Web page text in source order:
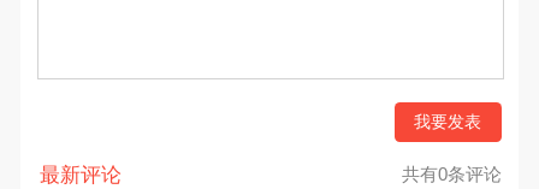
我要发表
最新评论 共有0条评论